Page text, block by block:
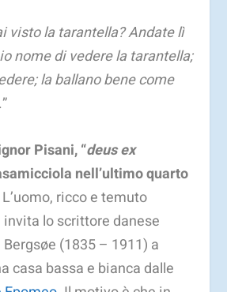
visto la tarantella? Andate lì
nome di vedere la tarantella;
la ballano bene come
Pisani, “deus ex
nell’ultimo quarto
L’uomo, ricco e temuto
lo scrittore danese
(1835 – 1911) a
casa bassa e bianca dalle